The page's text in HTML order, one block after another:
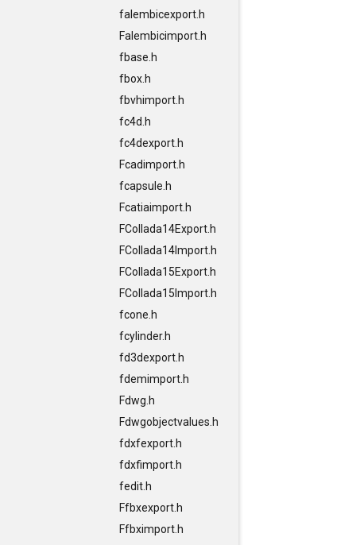
falembicexport.h
Falembicimport.h
fbase.h
fbox.h
fbvhimport.h
fc4d.h
fc4dexport.h
Fcadimport.h
fcapsule.h
Fcatiaimport.h
FCollada14Export.h
FCollada14Import.h
FCollada15Export.h
FCollada15Import.h
fcone.h
fcylinder.h
fd3dexport.h
fdemimport.h
Fdwg.h
Fdwgobjectvalues.h
fdxfexport.h
fdxfimport.h
fedit.h
Ffbxexport.h
Ffbximport.h